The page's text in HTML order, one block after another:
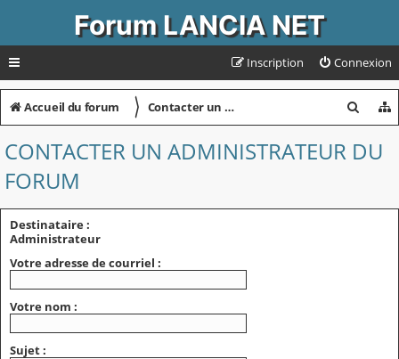
Forum LANCIA NET
Connexion
Inscription
Accueil du forum 〉 Contacter un administrateur du forum
c
e
CONTACTER UN ADMINISTRATEUR DU
FORUM
Destinataire :
Administrateur
Votre adresse de courriel :
Votre nom :
Sujet :